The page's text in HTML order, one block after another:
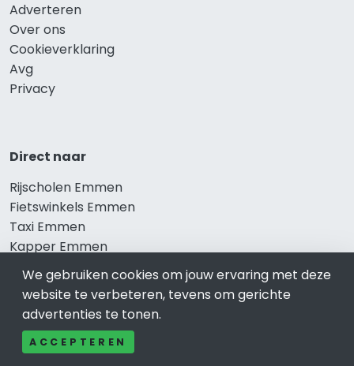
Adverteren
Over ons
Cookieverklaring
Avg
Privacy
Direct naar
Rijscholen Emmen
Fietswinkels Emmen
Taxi Emmen
Kapper Emmen
Gezondheid Emmen
Afvallen Emmen
Gezond eten Emmen
We gebruiken cookies om jouw ervaring met deze
website te verbeteren, tevens om gerichte
advertenties te tonen.
ACCEPTEREN